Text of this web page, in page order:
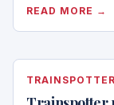
READ MORE →